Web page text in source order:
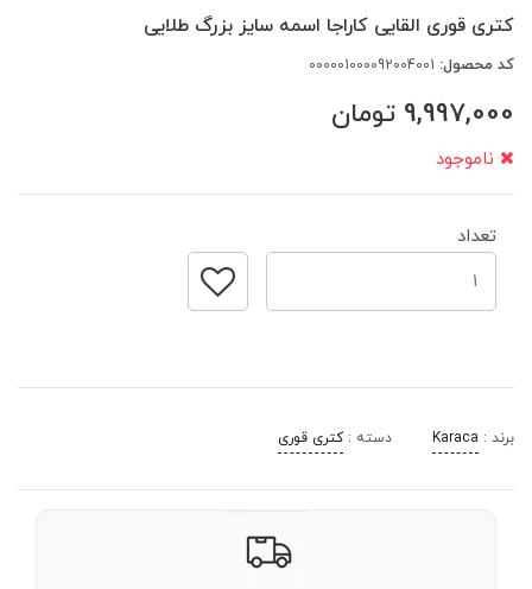
کتری قوری القایی کاراجا اسمه سایز بزرگ طلایی
کد محصول:
9,997,000 تومان
ناموجود
تعداد
برند : Karaca دسته :کتری قوری